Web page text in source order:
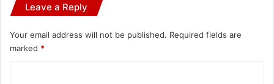
Leave a Reply
Your email address will not be published. Required fields are
marked *